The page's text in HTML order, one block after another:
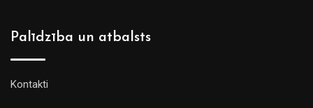
Palīdzība un atbalsts
Kontakti